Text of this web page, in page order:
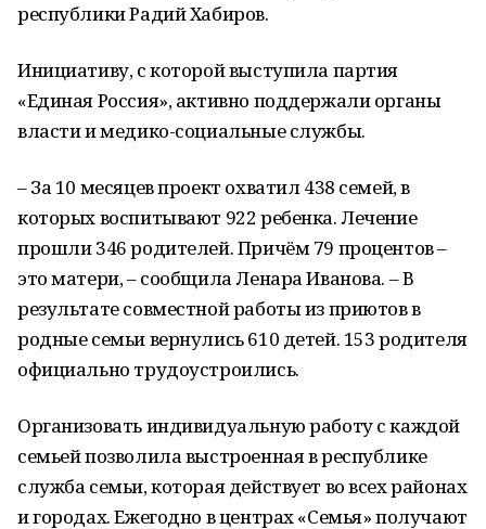
республики Радий Хабиров.
Инициативу, с которой выступила партия
«Единая Россия», активно поддержали органы
власти и медико-социальные службы.
– За 10 месяцев проект охватил 438 семей, в
которых воспитывают 922 ребенка. Лечение
прошли 346 родителей. Причём 79 процентов –
это матери, – сообщила Ленара Иванова. – В
результате совместной работы из приютов в
родные семьи вернулись 610 детей. 153 родителя
официально трудоустроились.
Организовать индивидуальную работу с каждой
семьей позволила выстроенная в республике
служба семьи, которая действует во всех районах
и городах. Ежегодно в центрах «Семья» получают